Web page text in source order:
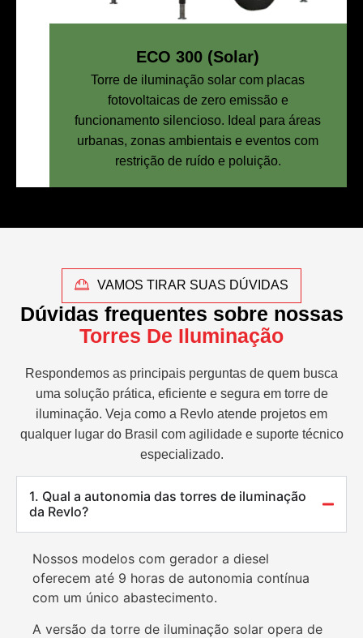
ECO 300 (Solar)
Torre de iluminação solar com placas
fotovoltaicas de zero emissão e
funcionamento silencioso. Ideal para áreas
urbanas, zonas ambientais e eventos com
restrição de ruído e poluição.
VAMOS TIRAR SUAS DÚVIDAS
Dúvidas frequentes sobre nossas
Torres De Iluminação
Respondemos as principais perguntas de quem busca
uma solução prática, eficiente e segura em torre de
iluminação. Veja como a Revlo atende projetos em
qualquer lugar do Brasil com agilidade e suporte técnico
especializado.
1. Qual a autonomia das torres de iluminação
da Revlo?
Nossos modelos com gerador a diesel
oferecem até 9 horas de autonomia contínua
com um único abastecimento.
A versão da torre de iluminação solar opera de